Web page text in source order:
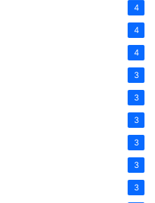
4
4
4
3
3
3
3
3
3